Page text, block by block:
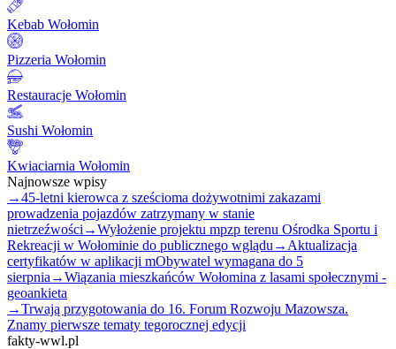
Kebab Wołomin
Pizzeria Wołomin
Restauracje Wołomin
Sushi Wołomin
Kwiaciarnia Wołomin
Najnowsze wpisy
→45-letni kierowca z sześcioma dożywotnimi zakazami
prowadzenia pojazdów zatrzymany w stanie
nietrzeźwości →Wyłożenie projektu mpzp terenu Ośrodka Sportu i
Rekreacji w Wołominie do publicznego wglądu → Aktualizacja
certyfikatów w aplikacji mObywatel wymagana do 5
sierpnia →Wiązania mieszkańców Wołomina z lasami społecznymi -
geoankieta
→Trwają przygotowania do 16. Forum Rozwoju Mazowsza.
Znamy pierwsze tematy tegorocznej edycji
fakty-wwl.pl